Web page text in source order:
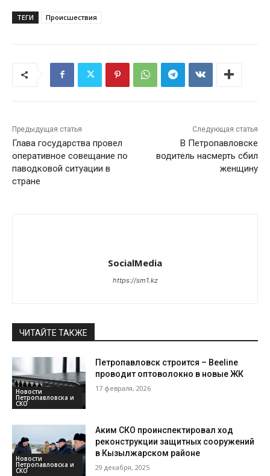
ТЕГИ Происшествия
Предыдущая статья
Глава государства провел
оперативное совещание по
паводковой ситуации в
стране
Следующая статья
В Петропавловске
водитель насмерть сбил
женщину
SocialMedia
https://sm1.kz
ЧИТАЙТЕ ТАКЖЕ
Новости
Петропавловска и
СКО
Петропавловск строится – Beeline
проводит оптоволокно в новые ЖК
17 февраля, 2026
Новости
Петропавловска и
СКО
Аким СКО проинспектировал ход
реконструкции защитных сооружений
в Кызылжарском районе
29 декабря, 2025